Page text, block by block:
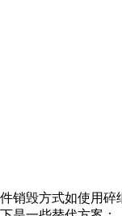
毁方式如使用